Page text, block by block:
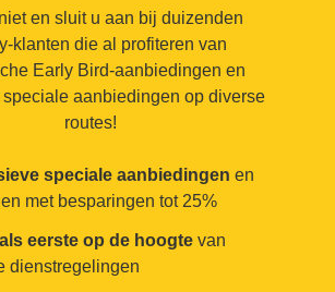
en sluit u aan bij duizenden
klanten die al profiteren van
Early Bird-aanbiedingen en
aanbiedingen op diverse
routes!
speciale aanbiedingen en
met besparingen tot 25%
eerste op de hoogte van
dienstregelingen